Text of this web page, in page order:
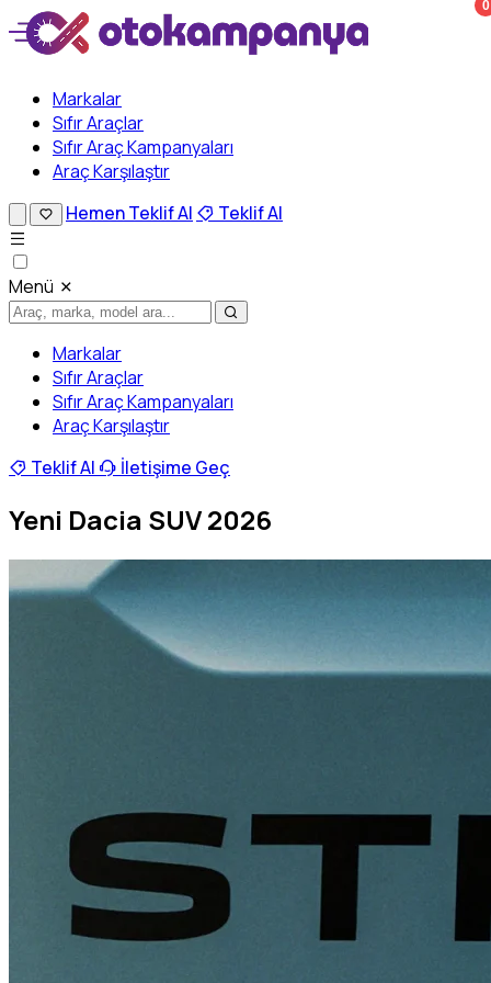
Markalar
Sıfır Araçlar
Sıfır Araç Kampanyaları
Araç Karşılaştır
0
Hemen Teklif Al Teklif Al
Menü
Markalar
Sıfır Araçlar
Sıfır Araç Kampanyaları
Araç Karşılaştır
Teklif Al
İletişime Geç
Yeni Dacia SUV 2026